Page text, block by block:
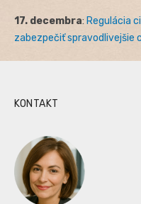
17. decembra: Regulácia
zabezpečiť spravodlivejšie
KONTAKT